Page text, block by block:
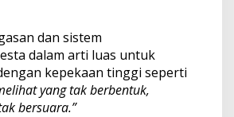
dan sistem
dalam arti luas untuk
kepekaan tinggi seperti
yang tak berbentuk,
bersuara.”